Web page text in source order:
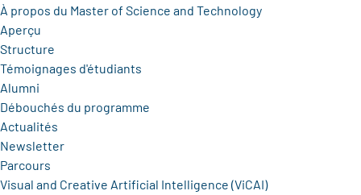
À propos du Master of Science and Technology
Aperçu
Structure
Témoignages d'étudiants
Alumni
Débouchés du programme
Actualités
Newsletter
Parcours
Visual and Creative Artificial Intelligence (ViCAI)